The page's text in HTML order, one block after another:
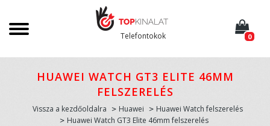
Telefontokok 0
HUAWEI WATCH GT3 ELITE 46MM
FELSZERELÉS
Vissza a kezdőoldalra Huawei
Huawei Watch felszerelés
Huawei Watch GT3 Elite 46mm felszerelés